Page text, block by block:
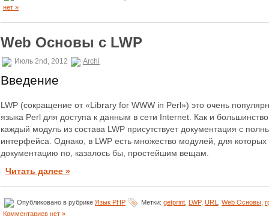
нет »
Web Основы с LWP
Июль 2nd, 2012 Archi
Введение
LWP (сокращение от «Library for WWW in Perl») это очень
языка Perl для доступа к данным в сети Internet. Как и
каждый модуль из состава LWP присутствует документация с
интерфейса. Однако, в LWP есть множество модулей, для
документацию по, казалось бы, простейшим вещам.
Читать далее »
Опубликовано в рубрике Язык PHP Метки: getprint LWP, URL Web Основы
Комментариев нет »